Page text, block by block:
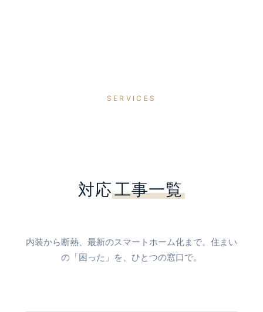
SERVICES
対応工事一覧
内装から断熱、最新のスマートホーム化まで。住まい
の「困った」を、ひとつの窓口で。